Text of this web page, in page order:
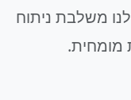
משלבת ניתוח
מומחית.